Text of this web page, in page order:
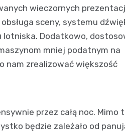
wieczornych
sceny, systemu
lotniska. Dodatkowo,
mniej podatnym na
nam zrealizować większość
przez całą noc. Mimo
będzie zależało od